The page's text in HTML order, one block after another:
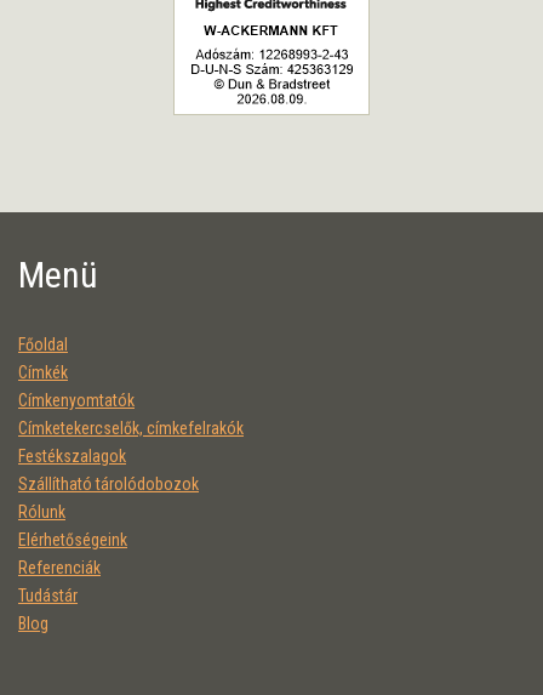
Menü
Főoldal
Címkék
Címkenyomtatók
Címketekercselők, címkefelrakók
Festékszalagok
Szállítható tárolódobozok
Rólunk
Elérhetőségeink
Referenciák
Tudástár
Blog